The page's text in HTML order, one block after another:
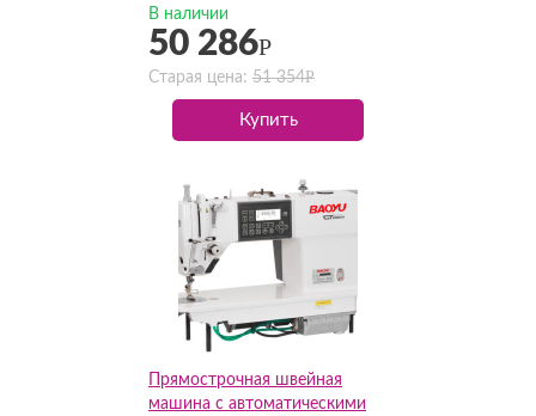
288CM(Комплект)
В наличии
50 286Р
Старая цена: 51 354Р
Купить
Прямострочная швейная
машина с автоматическими